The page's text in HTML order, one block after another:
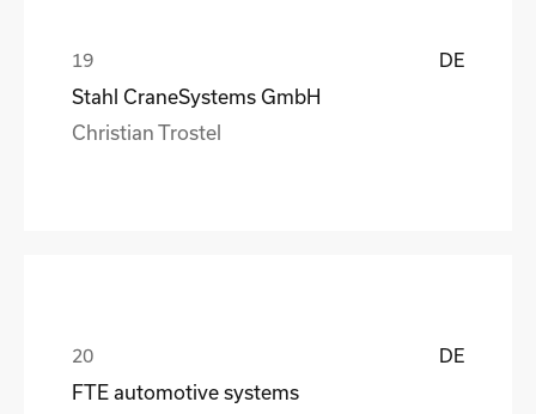
DE
Stahl CraneSystems GmbH
Christian Trostel
DE
FTE automotive systems